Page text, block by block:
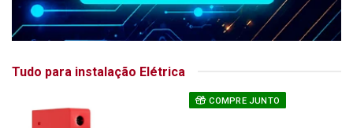
Tudo para instalação Elétrica
COMPRE JUNTO